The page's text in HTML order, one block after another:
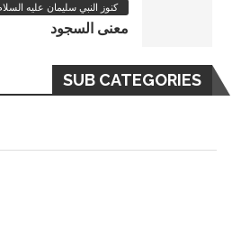
كنوز النبي سليمان عليه
معنى السجود
SUB CATEGORIES